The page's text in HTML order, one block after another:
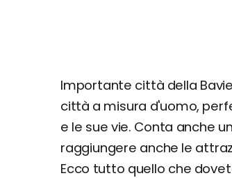
Importante città della
città a misura d'uomo,
e le sue vie. Conta anche
raggiungere anche le
Ecco tutto quello che